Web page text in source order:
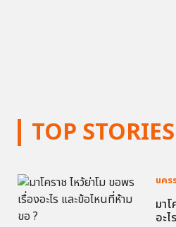
TOP STORIES
นคร
มา
อะ